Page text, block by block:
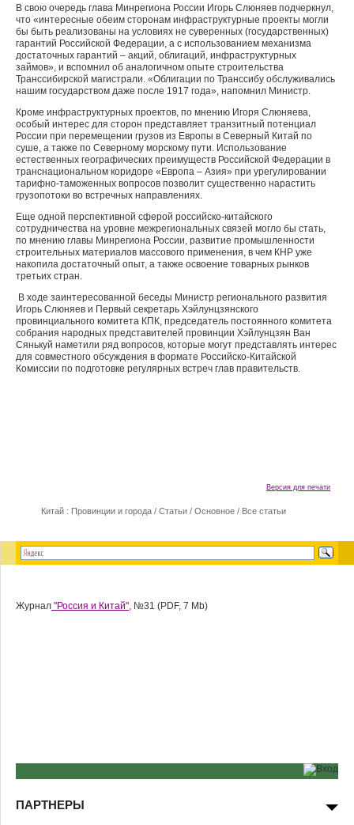
В свою очередь глава Минрегиона России Игорь Слюняев подчеркнул,
что «интересные обеим сторонам инфраструктурные проекты могли
бы быть реализованы на условиях не суверенных (государственных)
гарантий Российской Федерации, а с использованием механизма
достаточных гарантий – акций, облигаций, инфраструктурных
займов», и вспомнил об аналогичном опыте строительства
Транссибирской магистрали. «Облигации по Транссибу обслуживались
нашим государством даже после 1917 года», напомнил Министр.
Кроме инфраструктурных проектов, по мнению Игоря Слюняева,
особый интерес для сторон представляет транзитный потенциал
России при перемещении грузов из Европы в Северный Китай по
суше, а также по Северному морскому пути. Использование
естественных географических преимуществ Российской Федерации в
транснациональном коридоре «Европа – Азия» при урегулировании
тарифно-таможенных вопросов позволит существенно нарастить
грузопотоки во встречных направлениях.
Еще одной перспективной сферой российско-китайского
сотрудничества на уровне межрегиональных связей могло бы стать,
по мнению главы Минрегиона России, развитие промышленности
строительных материалов массового применения, в чем КНР уже
накопила достаточный опыт, а также освоение товарных рынков
третьих стран.
В ходе заинтересованной беседы Министр регионального развития
Игорь Слюняев и Первый секретарь Хэйлунцзянского
провинциального комитета КПК, председатель постоянного комитета
собрания народных представителей провинции Хэйлунцзян Ван
Сянькуй наметили ряд вопросов, которые могут представлять интерес
для совместного обсуждения в формате Российско-Китайской
Комиссии по подготовке регулярных встреч глав правительств.
Версия для печати
Китай : Провинции и города / Статьи / Основное / Все статьи
Журнал "Россия и Китай", №31 (PDF, 7 Mb)
ПАРТНЕРЫ